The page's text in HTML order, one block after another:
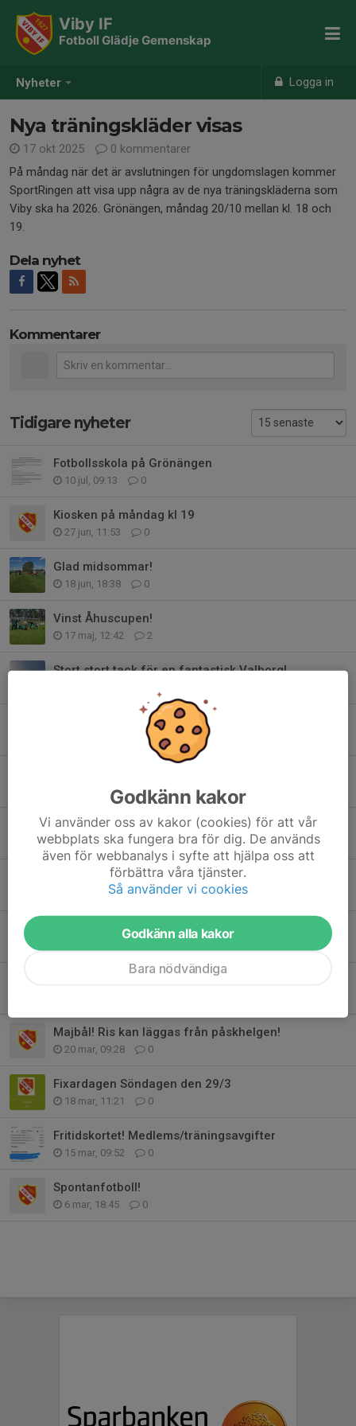
Nyheter Logga in
Viby IF
Fotboll Glädje Gemenskap
Nya träningskläder visas
17 okt 2025
0 kommentarer
På måndag när det är avslutningen för ungdomslagen kommer
SportRingen att visa upp några av de nya träningskläderna som
Viby ska ha 2026. Grönängen, måndag 20/10 mellan kl. 18 och
19.
Dela nyhet
Kommentarer
Tidigare nyheter
Fotbollsskola på Grönängen
10 jul, 09:13 0
Kiosken på måndag kl 19
27 jun, 11:53 0
Glad midsommar!
18 jun, 18:38 0
Vinst Åhuscupen!
17 maj, 12:42 2
Stort stort tack för en fantastisk Valborg!
Medlems/träningsavgifter!
0
21 apr, 20:17 0
Ett steg närmare!
15 apr, 20:26 4
Städa Skåne 2026
7 apr, 15:01 0
Vilken fantastisk fixardag!
Majbål! Ris kan läggas från påskhelgen!
20 mar, 09:28 0
Fixardagen Söndagen den 29/3
18 mar, 11:21 0
Fritidskortet! Medlems/träningsavgifter
15 mar, 09:52 0
Spontanfotboll!
6 mar, 18:45 0
Godkänn kakor
Vi använder oss av kakor (cookies) för att vår
webbplats ska fungera bra för dig. De används
även för webbanalys i syfte att hjälpa oss att
förbättra våra tjänster.
Så använder vi cookies
Godkänn alla kakor
Bara nödvändiga